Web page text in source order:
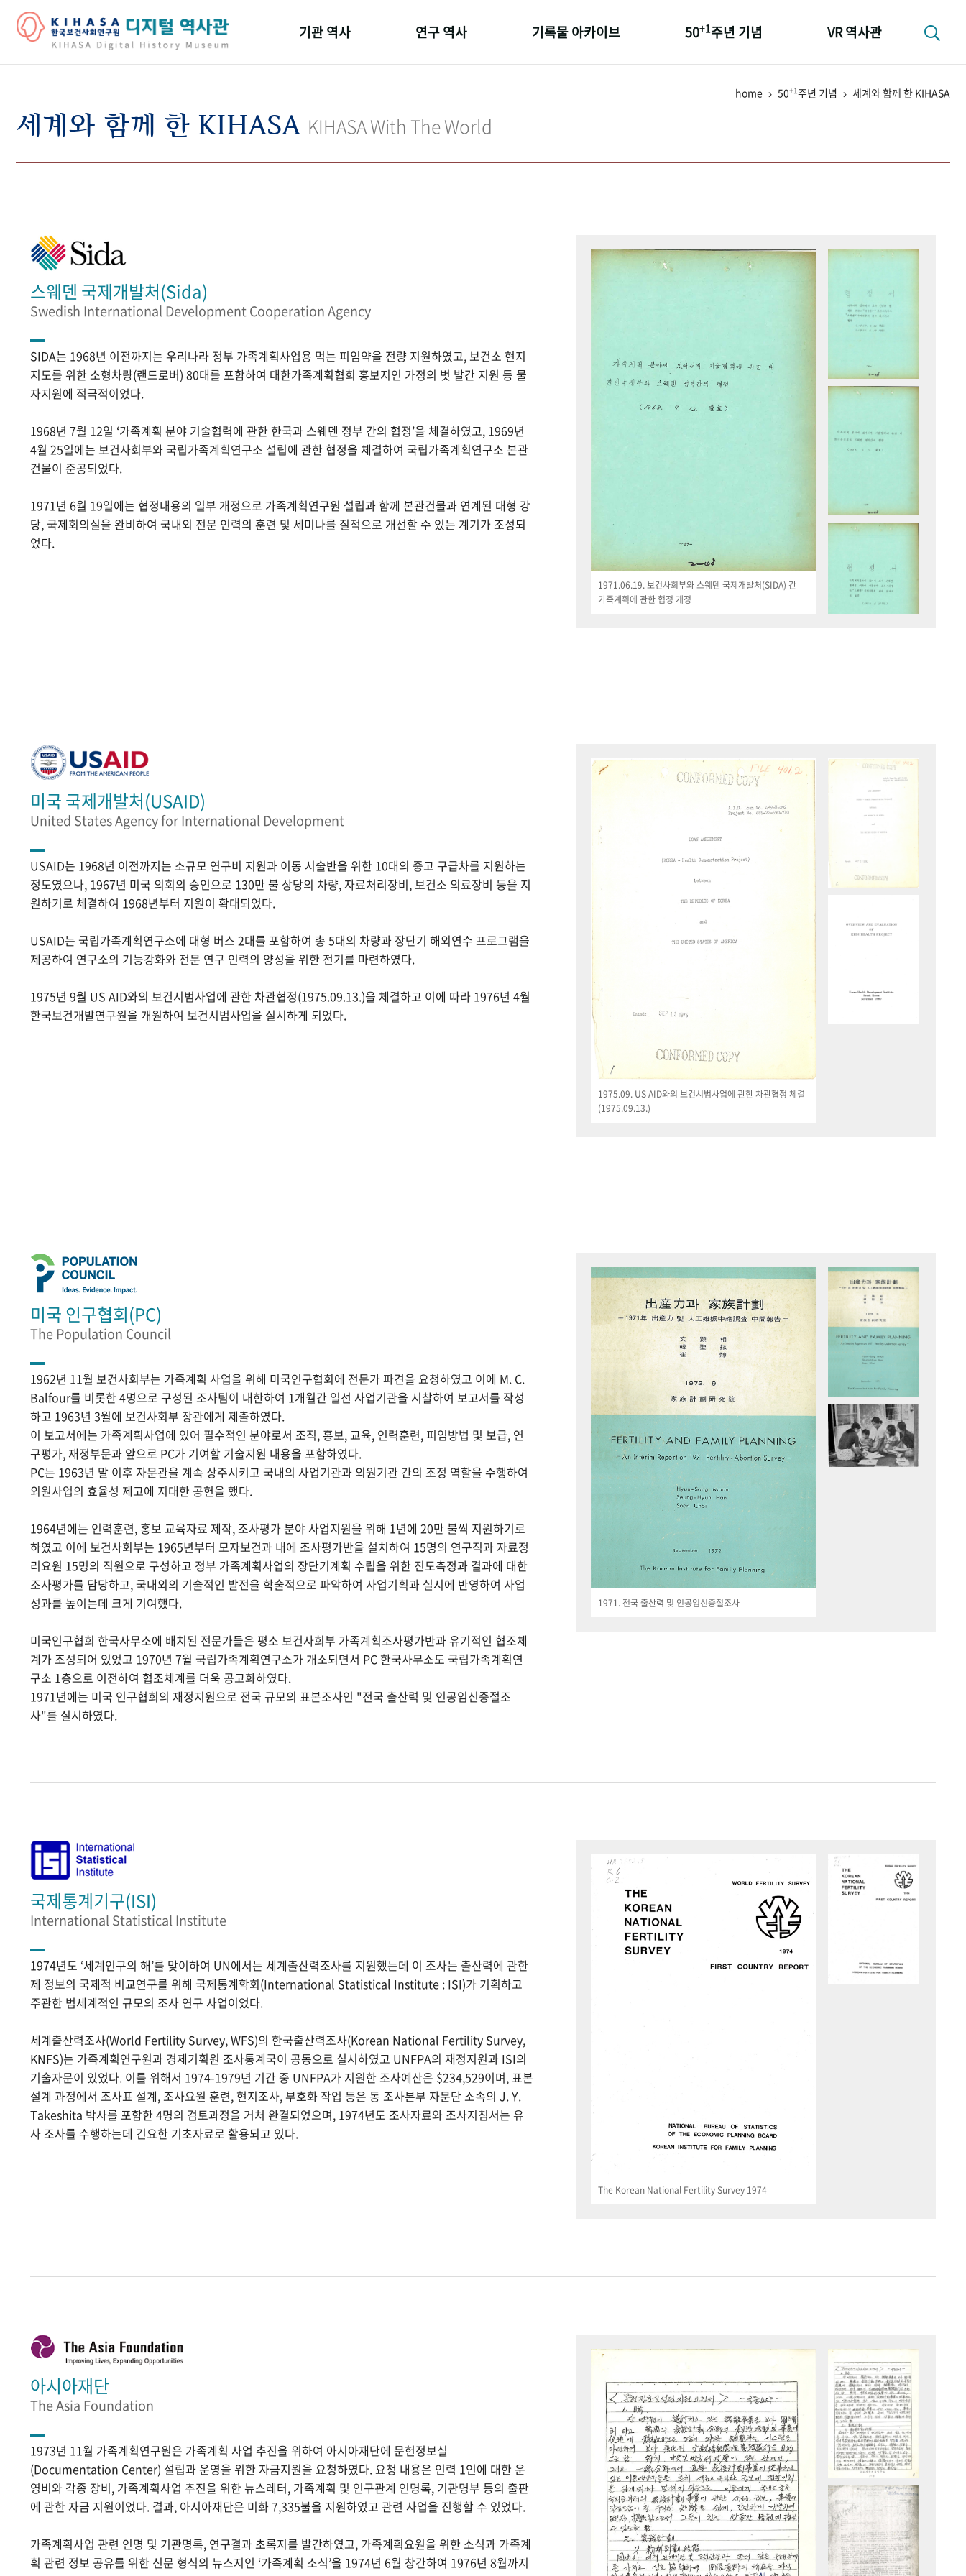
기관 역사 연구 역사
키워드로 보는 연구 역사
기록물 아카이브 50+1주년 기념
성과 50선
VR 역사관
home 50+1주년 기념 세계와 함께 한 KIHASA
세계와 함께 한 KIHASA KIHASA With The World
스웨덴 국제개발처(Sida)
Swedish International Development Cooperation Agency
SIDA는 1968년 이전까지는 우리나라 정부 가족계획사업용 먹는 피임약을 전량 지원하였고, 보건소 현지
지도를 위한 소형차량(랜드로버) 80대를 포함하여 대한가족계획협회 홍보지인 가정의 벗 발간 지원 등 물
자지원에 적극적이었다.
1968년 7월 12일 ‘가족계획 분야 기술협력에 관한 한국과 스웨덴 정부 간의 협정’을 체결하였고, 1969년
4월 25일에는 보건사회부와 국립가족계획연구소 설립에 관한 협정을 체결하여 국립가족계획연구소 본관
건물이 준공되었다.
1971년 6월 19일에는 협정내용의 일부 개정으로 가족계획연구원 설립과 함께 본관건물과 연계된 대형 강
당, 국제회의실을 완비하여 국내외 전문 인력의 훈련 및 세미나를 질적으로 개선할 수 있는 계기가 조성되
었다.
1971.06.19. 보건사회부와 스웨덴 국제개발처(SIDA) 간
가족계획에 관한 협정 개정
미국 국제개발처(USAID)
United States Agency for International Development
USAID는 1968년 이전까지는 소규모 연구비 지원과 이동 시술반을 위한 10대의 중고 구급차를 지원하는
정도였으나, 1967년 미국 의회의 승인으로 130만 불 상당의 차량, 자료처리장비, 보건소 의료장비 등을 지
원하기로 체결하여 1968년부터 지원이 확대되었다.
USAID는 국립가족계획연구소에 대형 버스 2대를 포함하여 총 5대의 차량과 장단기 해외연수 프로그램을
제공하여 연구소의 기능강화와 전문 연구 인력의 양성을 위한 전기를 마련하였다.
1975년 9월 US AID와의 보건시범사업에 관한 차관협정(1975.09.13.)을 체결하고 이에 따라 1976년 4월
한국보건개발연구원을 개원하여 보건시범사업을 실시하게 되었다.
1975.09. US AID와의 보건시범사업에 관한 차관협정 체결
(1975.09.13.)
미국 인구협회(PC)
The Population Council
1962년 11월 보건사회부는 가족계획 사업을 위해 미국인구협회에 전문가 파견을 요청하였고 이에 M. C.
Balfour를 비롯한 4명으로 구성된 조사팀이 내한하여 1개월간 일선 사업기관을 시찰하여 보고서를 작성
하고 1963년 3월에 보건사회부 장관에게 제출하였다.
이 보고서에는 가족계획사업에 있어 필수적인 분야로서 조직, 홍보, 교육, 인력훈련, 피임방법 및 보급, 연
구평가, 재정부문과 앞으로 PC가 기여할 기술지원 내용을 포함하였다.
PC는 1963년 말 이후 자문관을 계속 상주시키고 국내의 사업기관과 외원기관 간의 조정 역할을 수행하여
외원사업의 효율성 제고에 지대한 공헌을 했다.
1964년에는 인력훈련, 홍보 교육자료 제작, 조사평가 분야 사업지원을 위해 1년에 20만 불씩 지원하기로
하였고 이에 보건사회부는 1965년부터 모자보건과 내에 조사평가반을 설치하여 15명의 연구직과 자료정
리요원 15명의 직원으로 구성하고 정부 가족계획사업의 장단기계획 수립을 위한 진도측정과 결과에 대한
조사평가를 담당하고, 국내외의 기술적인 발전을 학술적으로 파악하여 사업기획과 실시에 반영하여 사업
성과를 높이는데 크게 기여했다.
미국인구협회 한국사무소에 배치된 전문가들은 평소 보건사회부 가족계획조사평가반과 유기적인 협조체
계가 조성되어 있었고 1970년 7월 국립가족계획연구소가 개소되면서 PC 한국사무소도 국립가족계획연
구소 1층으로 이전하여 협조체계를 더욱 공고화하였다.
1971년에는 미국 인구협회의 재정지원으로 전국 규모의 표본조사인 "전국 출산력 및 인공임신중절조
사"를 실시하였다.
1971. 전국 출산력 및 인공임신중절조사
국제통계기구(ISI)
International Statistical Institute
1974년도 ‘세계인구의 해’를 맞이하여 UN에서는 세계출산력조사를 지원했는데 이 조사는 출산력에 관한
제 정보의 국제적 비교연구를 위해 국제통계학회(International Statistical Institute : ISI)가 기획하고
주관한 범세계적인 규모의 조사 연구 사업이었다.
세계출산력조사(World Fertility Survey, WFS)의 한국출산력조사(Korean National Fertility Survey,
KNFS)는 가족계획연구원과 경제기획원 조사통계국이 공동으로 실시하였고 UNFPA의 재정지원과 ISI의
기술자문이 있었다. 이를 위해서 1974-1979년 기간 중 UNFPA가 지원한 조사예산은 $234,529이며, 표본
설계 과정에서 조사표 설계, 조사요원 훈련, 현지조사, 부호화 작업 등은 동 조사본부 자문단 소속의 J. Y.
Takeshita 박사를 포함한 4명의 검토과정을 거처 완결되었으며, 1974년도 조사자료와 조사지침서는 유
사 조사를 수행하는데 긴요한 기초자료로 활용되고 있다.
The Korean National Fertility Survey 1974
아시아재단
The Asia Foundation
1973년 11월 가족계획연구원은 가족계획 사업 추진을 위하여 아시아재단에 문헌정보실
(Documentation Center) 설립과 운영을 위한 자금지원을 요청하였다. 요청 내용은 인력 1인에 대한 운
영비와 각종 장비, 가족계획사업 추진을 위한 뉴스레터, 가족계획 및 인구관계 인명록, 기관명부 등의 출판
에 관한 자금 지원이었다. 결과, 아시아재단은 미화 7,335불을 지원하였고 관련 사업을 진행할 수 있었다.
가족계획사업 관련 인명 및 기관명록, 연구결과 초록지를 발간하였고, 가족계획요원을 위한 소식과 가족계
획 관련 정보 공유를 위한 신문 형식의 뉴스지인 ‘가족계획 소식’을 1974년 6월 창간하여 1976년 8월까지